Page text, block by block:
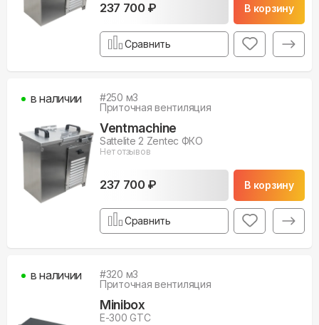
237 700 ₽ В корзину
Сравнить
#250 м3
Приточная вентиляция
Ventmachine
Sattelite 2 Zentec ФКО
Нет отзывов
237 700 ₽ В корзину
в наличии
Сравнить
#320 м3
Приточная вентиляция
Minibox
E-300 GTC
в наличии